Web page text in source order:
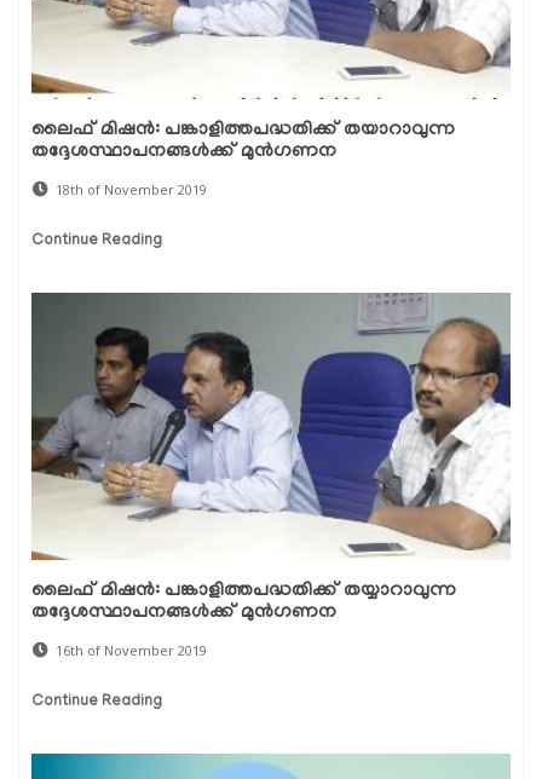
ലൈഫ് മിഷന്‍: പങ്കാളിത്തപദ്ധതിക്ക് തയാറാവുന്ന
തദ്ദേശസ്ഥാപനങ്ങള്‍ക്ക് മുന്‍ഗണന
18th of November 2019
Continue Reading
ലൈഫ് മിഷന്‍: പങ്കാളിത്തപദ്ധതിക്ക് തയ്യാറാവുന്ന
തദ്ദേശസ്ഥാപനങ്ങള്‍ക്ക് മുന്‍ഗണന
16th of November 2019
Continue Reading